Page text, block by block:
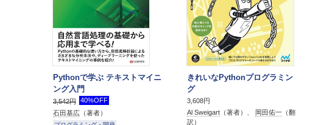
Pythonで学ぶ テキストマイニ
ング入門
3,542円 40%OFF
石田基広 （著者）
きれいなPythonプログラミン
グ
3,608円
Al Sweigart （著者）、 岡田佑一 （翻
訳）